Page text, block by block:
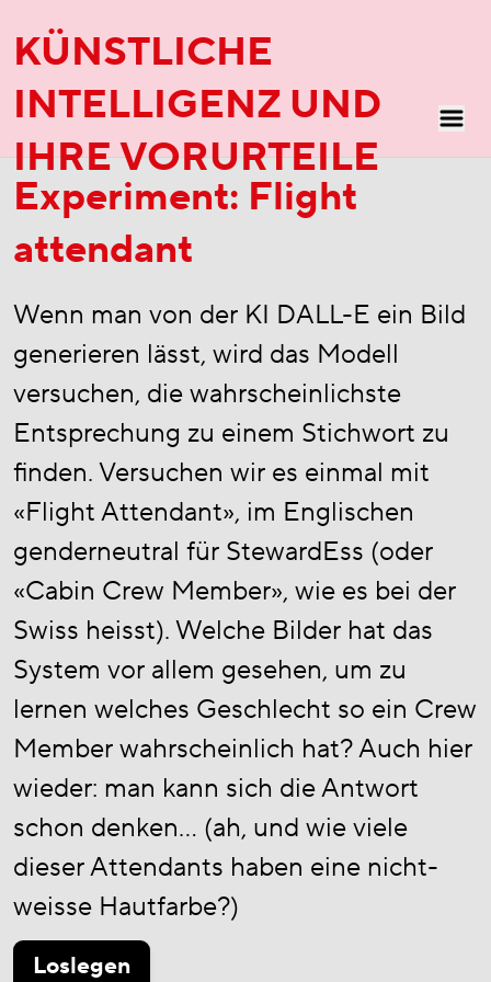
KÜNSTLICHE
INTELLIGENZ UND
IHRE VORURTEILE
Experiment: Flight
attendant
Wenn man von der KI DALL-E ein Bild
generieren lässt, wird das Modell
versuchen, die wahrscheinlichste
Entsprechung zu einem Stichwort zu
finden. Versuchen wir es einmal mit
«Flight Attendant», im Englischen
genderneutral für StewardEss (oder
«Cabin Crew Member», wie es bei der
Swiss heisst). Welche Bilder hat das
System vor allem gesehen, um zu
lernen welches Geschlecht so ein Crew
Member wahrscheinlich hat? Auch hier
wieder: man kann sich die Antwort
schon denken… (ah, und wie viele
dieser Attendants haben eine nicht-
weisse Hautfarbe?)
Loslegen